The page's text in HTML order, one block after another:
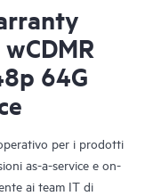
64G
per i prodotti
as-a-service e on-
ai team IT di